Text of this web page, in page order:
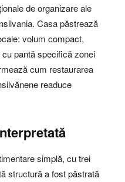
de organizare ale
Casa păstrează
volum compact,
pantă specifică zonei
cum restaurarea
readuce
simplă, cu trei
structură a fost păstrată